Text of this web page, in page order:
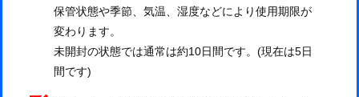
保管状態や季節、気温、湿度などにより使用期限が
変わります。
未開封の状態では通常は約10日間です。(現在は5日
間です)